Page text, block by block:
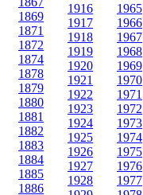
1869
1871
1872
1874
1878
1879
1880
1881
1882
1883
1884
1885
1886
1916
1917
1918
1919
1920
1921
1922
1923
1924
1925
1926
1927
1928
1965
1966
1967
1968
1969
1970
1971
1972
1973
1974
1975
1976
1977